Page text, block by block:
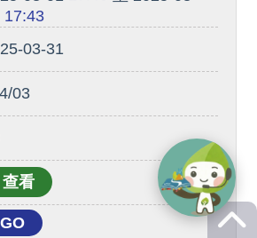
17:43
03-31
03
GO